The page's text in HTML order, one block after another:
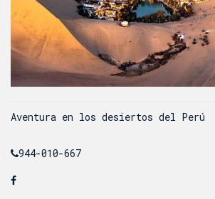
Navegación
de
entradas
Aventura en los desiertos del Perú
944-010-667